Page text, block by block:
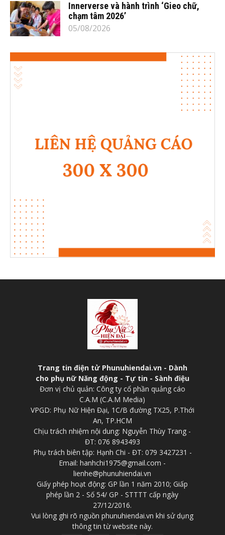
Innerverse và hành trình ‘Gieo chữ,
chạm tâm 2026’
05/08/2026
Trang tin điện tử Phunuhiendai.vn - Dành
cho phụ nữ Năng động - Tự tin - Sành điệu
Đơn vị chủ quản: Công ty cổ phần quảng cáo
C.A.M (C.A.M Media)
VPGD: Phụ Nữ Hiện Đại, 1C/B đường TX25, P.Thới
An, TP.HCM
Chịu trách nhiệm nội dung: Nguyễn Thùy Trang -
ĐT: 076 8943493
Phụ trách biên tập: Hạnh Chi - ĐT: 079 3427231 -
Email: hanhchi1975@gmail.com -
lienhe@phunuhiendai.vn
Giấy phép hoạt động: GP lần 1 năm 2010; Giấp
phép lần 2 - Số 54/ GP - STTTT cấp ngày
27/12/2016.
Vui lòng ghi rõ nguồn phunuhiendai.vn khi sử dụng
thông tin từ website này.